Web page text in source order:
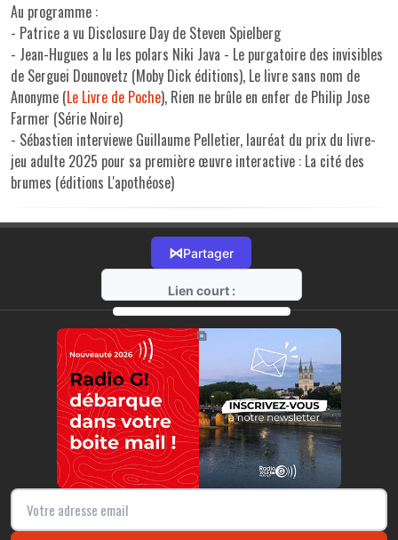
Au programme :
- Patrice a vu Disclosure Day de Steven Spielberg
- Jean-Hugues a lu les polars Niki Java - Le purgatoire des invisibles
de Serguei Dounovetz (Moby Dick éditions), Le livre sans nom de
Anonyme (Le Livre de Poche), Rien ne brûle en enfer de Philip Jose
Farmer (Série Noire)
- Sébastien interviewe Guillaume Pelletier, lauréat du prix du livre-
jeu adulte 2025 pour sa première œuvre interactive : La cité des
brumes (éditions L'apothéose)
⋈Partager
Lien court :
https://radio-g.fr?22512
⧉